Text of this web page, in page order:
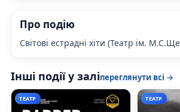
Про подію
Світові естрадні хіти (Театр ім.
Інші події у заліпереглянути всі →
ТЕАТР ТЕАТР